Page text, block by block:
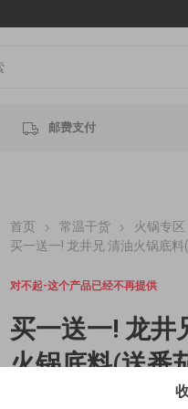
邮费支付
首页 常温干货
火锅专区
买一送一! 龙井兄 清油火锅底
对不起-这个产品已经不再提供
买一送一! 龙井
火锅底料(送番
底料) 2x180g